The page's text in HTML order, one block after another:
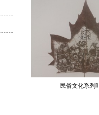
民俗文化系列